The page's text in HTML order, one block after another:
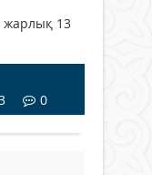
жарлық 13
0